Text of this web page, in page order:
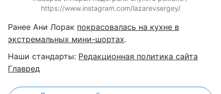
https://www.instagram.com/lazarevsergey/
Ранее Ани Лорак покрасовалась на кухне в
экстремальных мини-шортах.
Наши стандарты: Редакционная политика сайта
Главред